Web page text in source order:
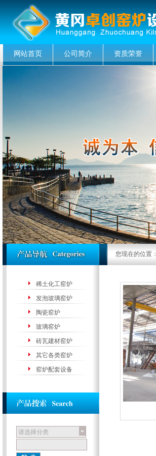
网站首页 公司简介 资质荣誉
请选择分类
稀土化工窑炉
发泡玻璃窑炉
陶瓷窑炉
玻璃窑炉
砖瓦建材窑炉
其它各类窑炉
窑炉配套设备
您现在的位置：